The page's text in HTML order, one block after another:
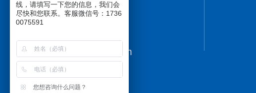
sales@sagwell.com
线，请填写一下您的信息，我们会
尽快和您联系。客服微信号：1736
0075591
您想咨询什么问题？